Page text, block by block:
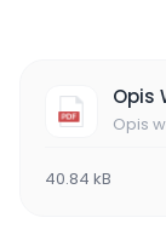
Opis
40.84 kB
Opis